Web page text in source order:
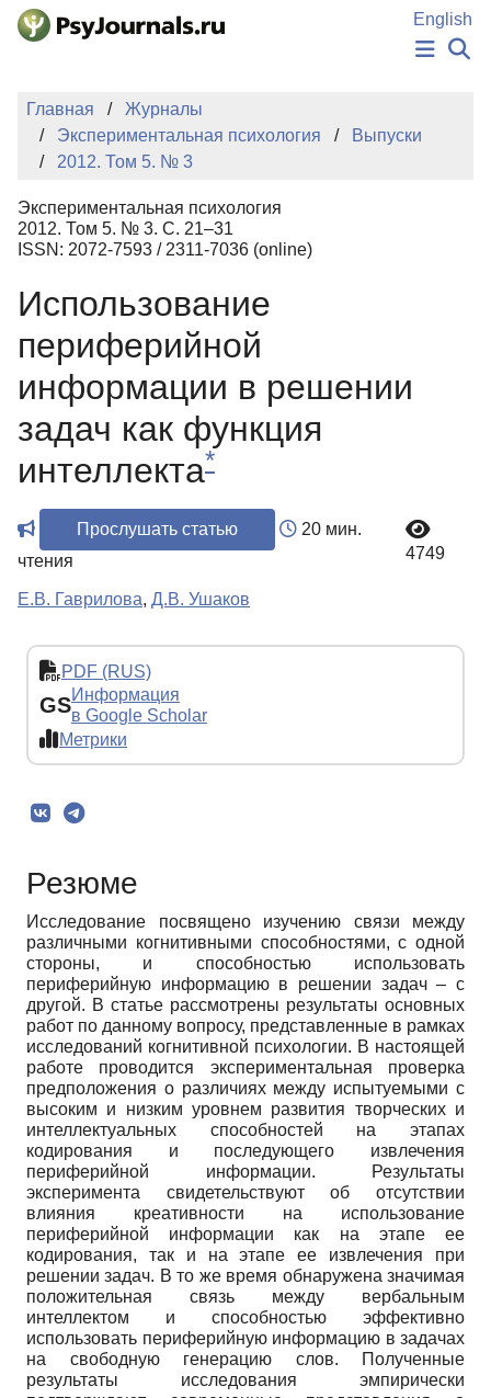
Перейти к основному содержанию
English
НОВОСТИ
КЛЮЧЕВЫЕ СЛОВА
Регистрация
Главная
Журналы
Экспериментальная психология
Выпуски
2012. Том 5. № 3
Экспериментальная психология
2012. Том 5. № 3. С. 21–31
ISSN: 2072-7593 / 2311-7036 (online)
Использование
периферийной
информации в решении
задач как функция
интеллекта*
Прослушать статью
20 мин.
чтения
4749
Е.В. Гаврилова, Д.В. Ушаков
PDF (RUS)
GSИнформация
в Google Scholar
Метрики
Резюме
Исследование посвящено изучению связи между
различными когнитивными способностями, с одной
стороны, и способностью использовать
периферийную информацию в решении задач – с
другой. В статье рассмотрены результаты основных
работ по данному вопросу, представленные в рамках
исследований когнитивной психологии. В настоящей
работе проводится экспериментальная проверка
предположения о различиях между испытуемыми с
высоким и низким уровнем развития творческих и
интеллектуальных способностей на этапах
кодирования и последующего извлечения
периферийной информации. Результаты
эксперимента свидетельствуют об отсутствии
влияния креативности на использование
периферийной информации как на этапе ее
кодирования, так и на этапе ее извлечения при
решении задач. В то же время обнаружена значимая
положительная связь между вербальным
интеллектом и способностью эффективно
использовать периферийную информацию в задачах
на свободную генерацию слов. Полученные
результаты исследования эмпирически